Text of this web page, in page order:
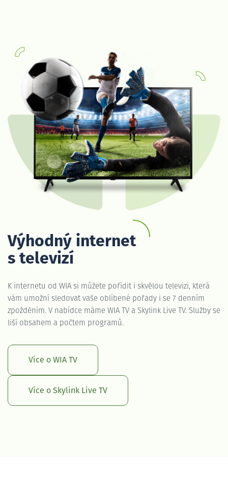
Výhodný internet
s televizí
K internetu od WIA si můžete pořídit i skvělou televizi, která
vám umožní sledovat vaše oblíbené pořady i se 7 denním
zpožděním. V nabídce máme WIA TV a Skylink Live TV. Služby se
liší obsahem a počtem programů.
Více o WIA TV
Více o Skylink Live TV